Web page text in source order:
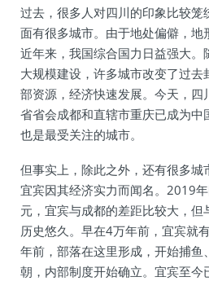
过去，很多人对四川的印象比较笼
面有很多城市。由于地处偏僻，地
近年来，我国综合国力日益强大。
大规模建设，许多城市改变了过去
部资源，经济快速发展。今天，四
省省会成都和直辖市重庆已成为中
也是最受关注的城市。
但事实上，除此之外，还有很多城
宜宾因其经济实力而闻名。2019
元，宜宾与成都的差距比较大，
历史悠久。早在4万年前，宜宾就
年前，部落在这里形成，开始捕鱼
朝，内部制度开始确立。宜宾至今